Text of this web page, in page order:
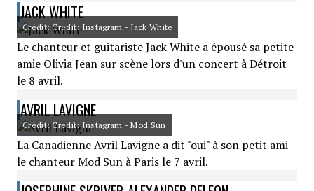
JACK WHITE
Crédit: Credit: Instagram - Jack White
Le chanteur et guitariste Jack White a épousé sa petite
amie Olivia Jean sur scène lors d'un concert à Détroit
le 8 avril.
AVRIL LAVIGNE
Crédit: Credit: Instagram - Mod Sun
La Canadienne Avril Lavigne a dit "oui" à son petit ami
le chanteur Mod Sun à Paris le 7 avril.